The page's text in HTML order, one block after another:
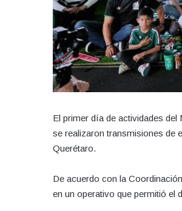
El primer día de actividades
se realizaron transmisiones de
Querétaro.
De acuerdo con la
en un operativo que permitió el